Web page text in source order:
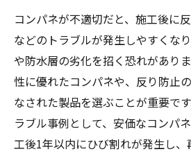
防水工事の現場で活かす
大阪府で実施された防水
介
厳しい気象条件下での防
防水工事の事例から学ぶ
ン
コンパネが不適切だと、施工後に
などのトラブルが発生しやすくな
や防水層の劣化を招く恐れがあり
性に優れたコンパネや、反り防止
なされた製品を選ぶことが重要で
ラブル事例として、安価なコンパ
工後1年以内にひび割れが発生し